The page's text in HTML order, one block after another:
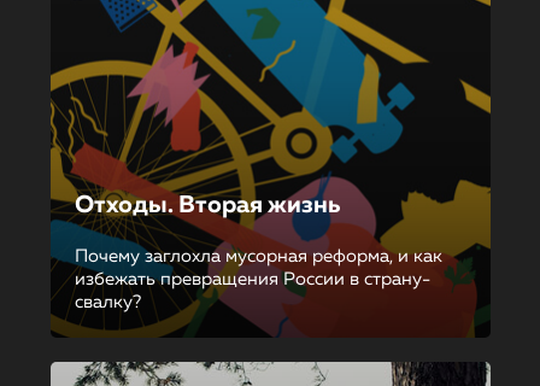
Отходы. Вторая жизнь
Почему заглохла мусорная реформа, и как
избежать превращения России в страну-
свалку?